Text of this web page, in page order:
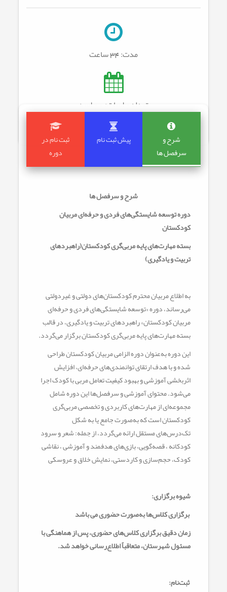
مدت:34 ساعت
تعداد جلسات: 0 جلسه
شرح و
سرفصل ها
پیش ثبت نام
ثبت نام در
دوره
شرح و سرفصل ها
دوره توسعه شایستگی‌های فردی و حرفه‌ای مربیان
کودکستان
بسته مهارت‌های پایه مربی‌گری کودکستان(راهبردهای
تربیت و یادگیری)
به اطلاع مربیان محترم کودکستان‌های دولتی و غیردولتی
می‌رساند، دوره «توسعه شایستگی‌های فردی و حرفه‌ای
مربیان کودکستان» راهبردهای تربیت و یادگیری، در قالب
بسته مهارت‌های پایه مربی‌گری کودکستان برگزار می‌گردد.
این دوره به‌عنوان دوره الزامی مربیان کودکستان طراحی
شده و با هدف ارتقای توانمندی‌های حرفه‌ای، افزایش
اثربخشی آموزشی و بهبود کیفیت تعامل مربی با کودک اجرا
می‌شود. محتوای آموزشی و سرفصل‌ها این دوره شامل
مجموعه‌ای از مهارت‌های کاربردی و تخصصی مربی‌گری
کودکستان است که به‌صورت جامع یا به شکل
تک‌درس‌های مستقل ارائه می‌گردد، از جمله: شعر و سرود
کودکانه ، قصه‌گویی، بازی‌های هدفمند و آموزشی ، نقاشی
کودک، حجم‌سازی و کاردستی، نمایش خلاق و عروسکی
شیوه برگزاری:
برگزاری کلاس‌ها به‌صورت حضوری می باشد
زمان دقیق برگزاری کلاس‌های حضوری، پس از هماهنگی با
مسئول شهرستان، متعاقباً اطلاع‌رسانی خواهد شد.
ثبت‌نام: